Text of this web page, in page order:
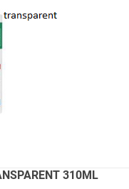
310ML